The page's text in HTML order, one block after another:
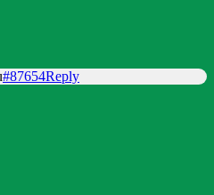
#87654Reply